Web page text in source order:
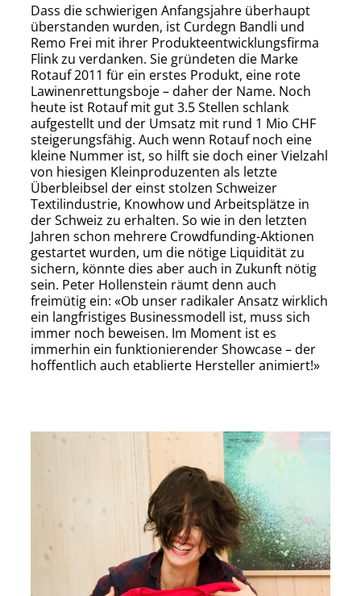
Dass die schwierigen Anfangsjahre überhaupt
überstanden wurden, ist Curdegn Bandli und
Remo Frei mit ihrer Produkteentwicklungsfirma
Flink zu verdanken. Sie gründeten die Marke
Rotauf 2011 für ein erstes Produkt, eine rote
Lawinenrettungsboje – daher der Name. Noch
heute ist Rotauf mit gut 3.5 Stellen schlank
aufgestellt und der Umsatz mit rund 1 Mio CHF
steigerungsfähig. Auch wenn Rotauf noch eine
kleine Nummer ist, so hilft sie doch einer Vielzahl
von hiesigen Kleinproduzenten als letzte
Überbleibsel der einst stolzen Schweizer
Textilindustrie, Knowhow und Arbeitsplätze in
der Schweiz zu erhalten. So wie in den letzten
Jahren schon mehrere Crowdfunding-Aktionen
gestartet wurden, um die nötige Liquidität zu
sichern, könnte dies aber auch in Zukunft nötig
sein. Peter Hollenstein räumt denn auch
freimütig ein: «Ob unser radikaler Ansatz wirklich
ein langfristiges Businessmodell ist, muss sich
immer noch beweisen. Im Moment ist es
immerhin ein funktionierender Showcase – der
hoffentlich auch etablierte Hersteller animiert!»